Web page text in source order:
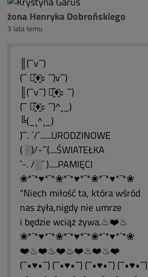
żona Henryka Dobrońskiego
3 lata temu
║(¯`v´¯)
(¯` ะ̭̌♦̭̌ะ ´¯)v´¯)
║(¯`v´¯) ะ̭̌♦̭̌ะ ´¯)
(¯` ะ̭̌♦̭̌ะ ´¯)^¸_)
╚(_¸^¸_)
)¯`. ´/`......URODZINOWE
( ░)/-´¯(....ŚWIATEŁKA
`-. /░´ ).....PAMIĘCI
❀*¯*♥*¯*❀*¯*♥*¯*❀*¯*♥*¯*❀
"Niech miłość ta, która wśród
nas żyła,nigdy nie umrze
i będzie wciąż żywa.♨❤️♨
❀*¯*♥*¯*❀*¯*♥*¯*❀*¯*♥*¯*❀
❤️♨❤️♨❤️♨❤️♨❤️♨❤️
(¯`•♥•´¯) (¯`•♥•´¯) (¯`•♥•´¯) (¯`•♥•´¯)